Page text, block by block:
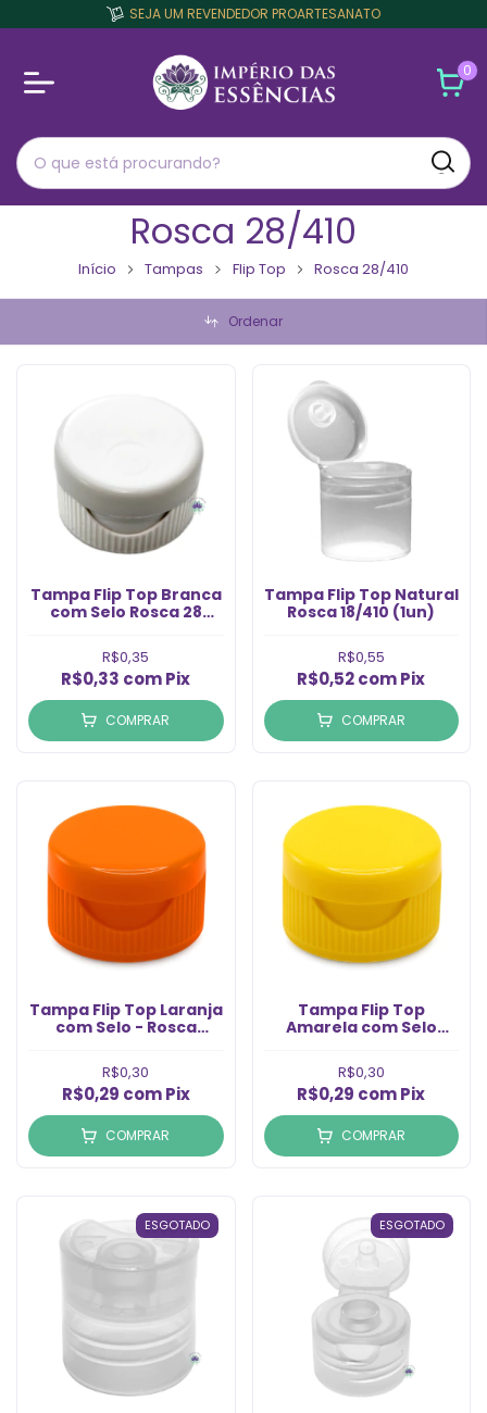
SEJA UM REVENDEDOR PROARTESANATO
0
Rosca 28/410
Início Tampas Flip Top Rosca 28/410
Ordenar
Tampa Flip Top Branca
com Selo Rosca 28
R$0,35
R$0,33 comPix
COMPRAR
Tampa Flip Top Natural
Rosca 18/410 (1un)
R$0,55
R$0,52comPix
COMPRAR
Tampa Flip Top Laranja
com Selo - Rosca
R$0,30
R$0,29 com Pix
COMPRAR
Tampa Flip Top
Amarela com Selo
R$0,30
R$0,29 comPix
COMPRAR
ESGOTADO ESGOTADO